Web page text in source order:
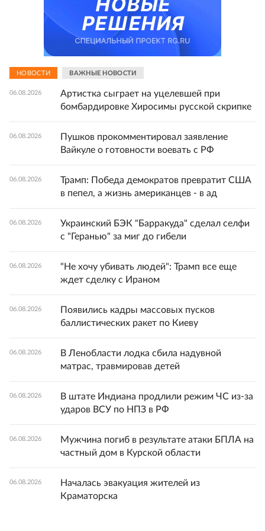
НОВОСТИ ВАЖНЫЕ НОВОСТИ
06.08.2026
Артистка сыграет на уцелевшей при
бомбардировке Хиросимы русской скрипке
06.08.2026
Пушков прокомментировал заявление
Вайкуле о готовности воевать с РФ
06.08.2026
Трамп: Победа демократов превратит США
в пепел, а жизнь американцев - в ад
06.08.2026
Украинский БЭК "Барракуда" сделал селфи
с "Геранью" за миг до гибели
06.08.2026
"Не хочу убивать людей": Трамп все еще
ждет сделку с Ираном
06.08.2026
Появились кадры массовых пусков
баллистических ракет по Киеву
06.08.2026
В Ленобласти лодка сбила надувной
матрас, травмировав детей
06.08.2026
В штате Индиана продлили режим ЧС из-за
ударов ВСУ по НПЗ в РФ
06.08.2026
Мужчина погиб в результате атаки БПЛА на
частный дом в Курской области
06.08.2026
Началась эвакуация жителей из
Краматорска